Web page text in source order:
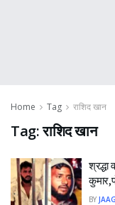
Home Tag राशिद खान
Tag:राशिद खान
श्रद्धा
BY